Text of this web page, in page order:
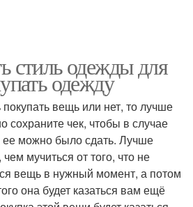
стиль одежды для
одежду
вещь или нет, то лучше
сохраните чек, чтобы в случае
можно было сдать. Лучше
мучиться от того, что не
вещь в нужный момент, а потом
она будет казаться вам ещё